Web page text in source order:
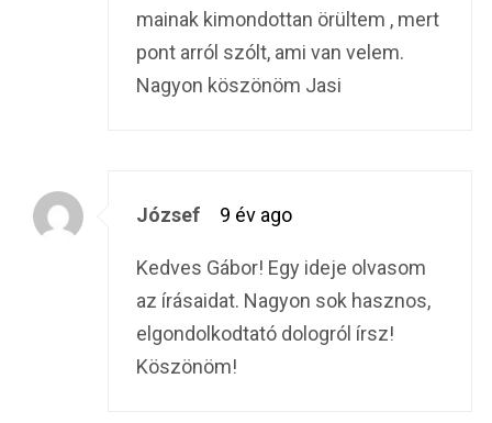
mainak kimondottan örültem , mert
pont arról szólt, ami van velem.
Nagyon köszönöm Jasi
József 9 év ago
Kedves Gábor! Egy ideje olvasom
az írásaidat. Nagyon sok hasznos,
elgondolkodtató dologról írsz!
Köszönöm!